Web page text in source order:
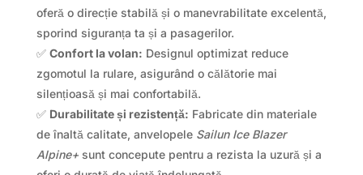
oferă o direcție stabilă și o manevrabilitate excelentă,
sporind siguranța ta și a pasagerilor.
✅ Confort la volan: Designul optimizat reduce
zgomotul la rulare, asigurând o călătorie mai
silențioasă și mai confortabilă.
✅ Durabilitate și rezistență: Fabricate din materiale
de înaltă calitate, anvelopele Sailun Ice Blazer
Alpine+sunt concepute pentru a rezista la uzură și a